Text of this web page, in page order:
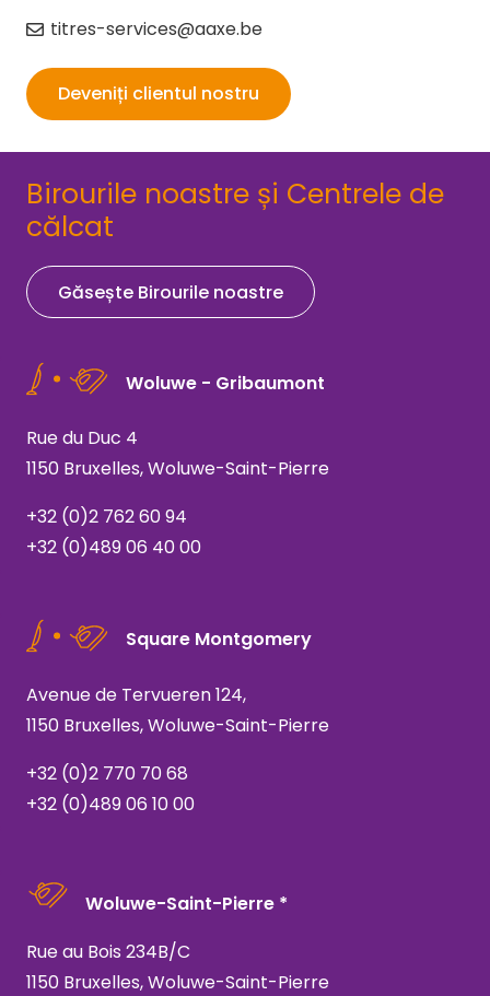
titres-services@aaxe.be
Deveniți clientul nostru
Birourile noastre și Centrele de
călcat
Găsește Birourile noastre
Woluwe - Gribaumont
Rue du Duc 4
1150 Bruxelles, Woluwe-Saint-Pierre
+32 (0)2 762 60 94
+32 (0)489 06 40 00
Square Montgomery
Avenue de Tervueren 124,
1150 Bruxelles, Woluwe-Saint-Pierre
+32 (0)2 770 70 68
+32 (0)489 06 10 00
Woluwe-Saint-Pierre *
Rue au Bois 234B/C
1150 Bruxelles, Woluwe-Saint-Pierre